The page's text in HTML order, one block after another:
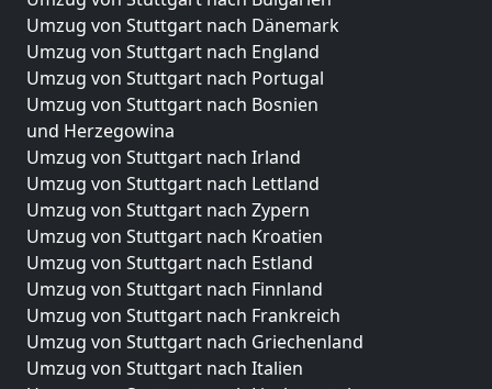
Umzug von Stuttgart nach Dänemark
Umzug von Stuttgart nach England
Umzug von Stuttgart nach Portugal
Umzug von Stuttgart nach Bosnien
und Herzegowina
Umzug von Stuttgart nach Irland
Umzug von Stuttgart nach Lettland
Umzug von Stuttgart nach Zypern
Umzug von Stuttgart nach Kroatien
Umzug von Stuttgart nach Estland
Umzug von Stuttgart nach Finnland
Umzug von Stuttgart nach Frankreich
Umzug von Stuttgart nach Griechenland
Umzug von Stuttgart nach Italien